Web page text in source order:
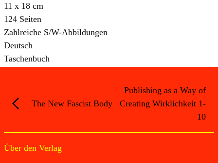
11 x 18 cm
124 Seiten
Zahlreiche S/W-Abbildungen
Deutsch
Taschenbuch
The New Fascist Body
Publishing as a Way of
Creating Wirklichkeit 1-
10
Über den Verlag